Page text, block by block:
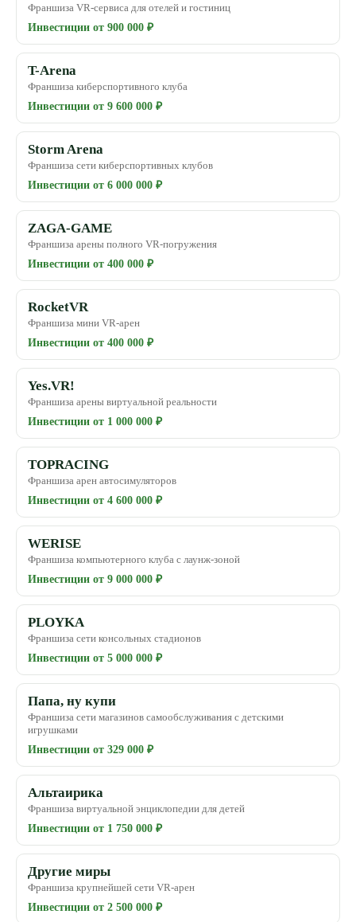
Франшиза VR-сервиса для отелей и гостиниц
Инвестиции от 900 000 ₽
T-Arena
Франшиза киберспортивного клуба
Инвестиции от 9 600 000 ₽
Storm Arena
Франшиза сети киберспортивных клубов
Инвестиции от 6 000 000 ₽
ZAGA-GAME
Франшиза арены полного VR-погружения
Инвестиции от 400 000 ₽
RocketVR
Франшиза мини VR-арен
Инвестиции от 400 000 ₽
Yes.VR!
Франшиза арены виртуальной реальности
Инвестиции от 1 000 000 ₽
TOPRACING
Франшиза арен автосимуляторов
Инвестиции от 4 600 000 ₽
WERISE
Франшиза компьютерного клуба с лаунж-зоной
Инвестиции от 9 000 000 ₽
PLOYKA
Франшиза сети консольных стадионов
Инвестиции от 5 000 000 ₽
Папа, ну купи
Франшиза сети магазинов самообслуживания с детскими
игрушками
Инвестиции от 329 000 ₽
Альтаирика
Франшиза виртуальной энциклопедии для детей
Инвестиции от 1 750 000 ₽
Другие миры
Франшиза крупнейшей сети VR-арен
Инвестиции от 2 500 000 ₽